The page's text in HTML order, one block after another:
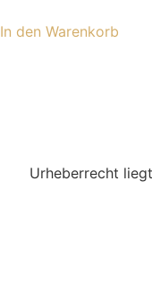
In den Warenkorb
Urheberrecht